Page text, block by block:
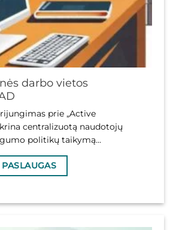
darbo vietos
prie „Active
centralizuotą naudotojų
politikų taikymą...